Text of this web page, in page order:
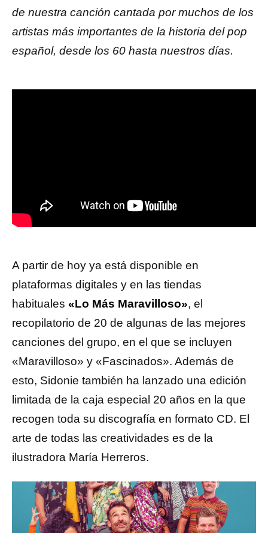
de nuestra canción cantada por muchos de los
artistas más importantes de la historia del pop
español, desde los 60 hasta nuestros días.
A partir de hoy ya está disponible en
plataformas digitales y en las tiendas
habituales «Lo Más Maravilloso», el
recopilatorio de 20 de algunas de las mejores
canciones del grupo, en el que se incluyen
«Maravilloso» y «Fascinados». Además de
esto, Sidonie también ha lanzado una edición
limitada de la caja especial 20 años en la que
recogen toda su discografía en formato CD. El
arte de todas las creatividades es de la
ilustradora María Herreros.